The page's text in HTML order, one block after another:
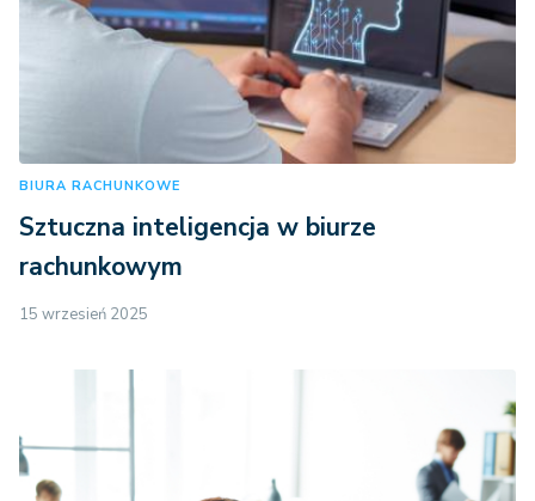
BIURA RACHUNKOWE
Sztuczna inteligencja w biurze
rachunkowym
15 wrzesień 2025